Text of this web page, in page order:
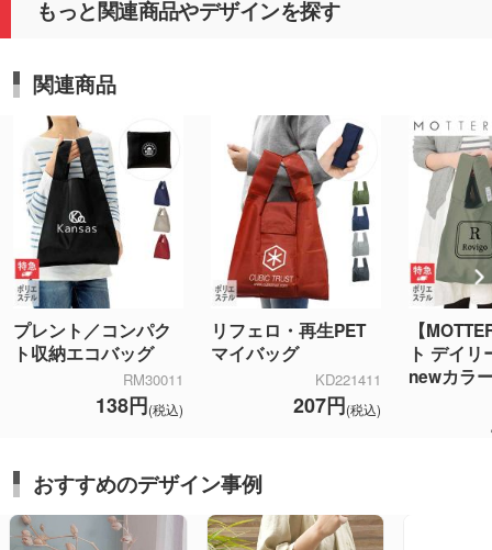
もっと関連商品やデザインを探す
関連商品
プレント／コンパク
ト収納エコバッグ
RM30011
138円(税込)
リフェロ・再生PET
マイバッグ
KD221411
207円(税込)
【
ト デイリ
newカラ
おすすめのデザイン事例